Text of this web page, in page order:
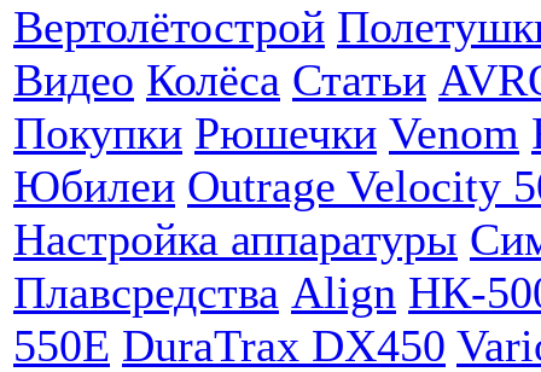
Вертолётострой
Видео Колёса Статьи
Покупки Рюшечки Venom
Юбилеи Outrage Velocity
Настройка аппаратуры
Плавсредства Align НК-
550E DuraTrax DX450